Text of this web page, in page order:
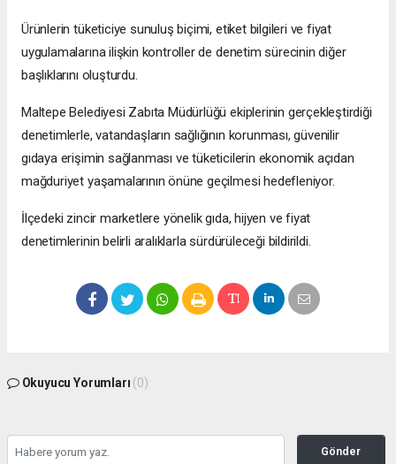
Ürünlerin tüketiciye sunuluş biçimi, etiket bilgileri ve fiyat
uygulamalarına ilişkin kontroller de denetim sürecinin diğer
başlıklarını oluşturdu.
Maltepe Belediyesi Zabıta Müdürlüğü ekiplerinin gerçekleştirdiği
denetimlerle, vatandaşların sağlığının korunması, güvenilir
gıdaya erişimin sağlanması ve tüketicilerin ekonomik açıdan
mağduriyet yaşamalarının önüne geçilmesi hedefleniyor.
İlçedeki zincir marketlere yönelik gıda, hijyen ve fiyat
denetimlerinin belirli aralıklarla sürdürüleceği bildirildi.
Okuyucu Yorumları (0)
Gönder